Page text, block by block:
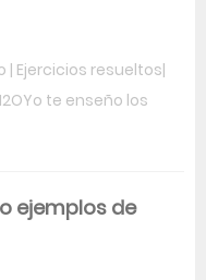
Ejercicios resueltos|
te enseño los
ejemplos de